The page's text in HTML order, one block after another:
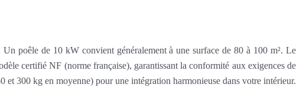
poêle de 10 kW convient généralement à une surface de 80 à 100 m². Le
certifié NF (norme française), garantissant la conformité aux exigences de
et 300 kg en moyenne) pour une intégration harmonieuse dans votre intérieur.